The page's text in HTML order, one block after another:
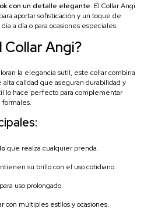
con un detalle elegante. El Collar Angi
aportar sofisticación y un toque de
a día o para ocasiones especiales.
Collar Angi?
la elegancia sutil, este collar combina
calidad que aseguran durabilidad y
lo hace perfecto para complementar
formales.
que realza cualquier prenda.
su brillo con el uso cotidiano.
uso prolongado.
con múltiples estilos y ocasiones.